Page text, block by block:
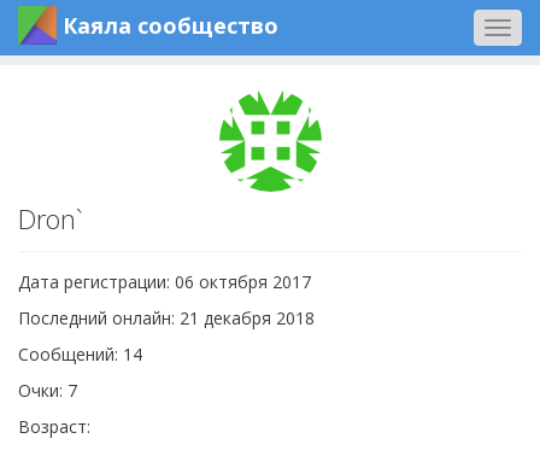
Каяла сообщество
Dron`
Дата регистрации: 06 октября 2017
Последний онлайн: 21 декабря 2018
Сообщений: 14
Очки: 7
Возраст: